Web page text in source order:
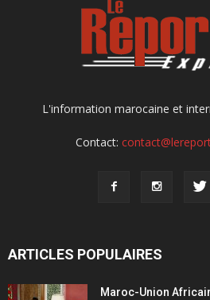
L'information marocaine et
Contact:
ARTICLES POPULAIRES
Maroc-Union